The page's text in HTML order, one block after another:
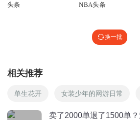
头条 NBA头条
换一批
相关推荐
单生花开 女装少年的网游日常
卖了2000单退了1500单